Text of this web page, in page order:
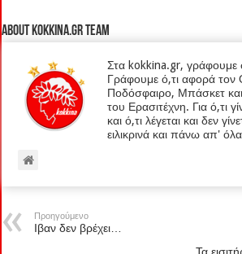
About kokkina.gr TEAM
Στα kokkina.gr, γράφουμε
Γράφουμε ό,τι αφορά τον
Ποδόσφαιρο, Μπάσκετ
του Ερασιτέχνη. Για ό,τι
και ό,τι λέγεται και δεν
ειλικρινά και πάνω απ'
Προηγούμενο
Ιβαν δεν βρέχει…
Τα